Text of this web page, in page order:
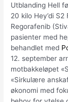
Utblanding Hell
20 kilo Hey’di
Regorafenib
pasienter med
behandlet med
12. september
motbakkeløpet
«Sirkulære
økonomi med